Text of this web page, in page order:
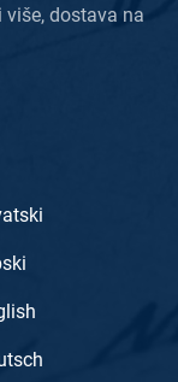
dostava na